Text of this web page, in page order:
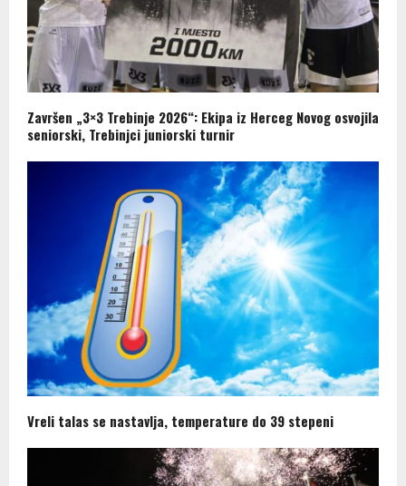
Završen „3×3 Trebinje 2026“: Ekipa iz Herceg Novog osvojila
seniorski, Trebinjci juniorski turnir
Vreli talas se nastavlja, temperature do 39 stepeni